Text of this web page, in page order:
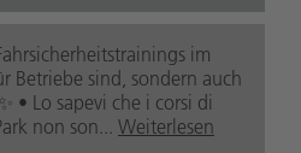
im
Betriebe sind, sondern auch
• Lo sapevi che i corsi di
non son... Weiterlesen